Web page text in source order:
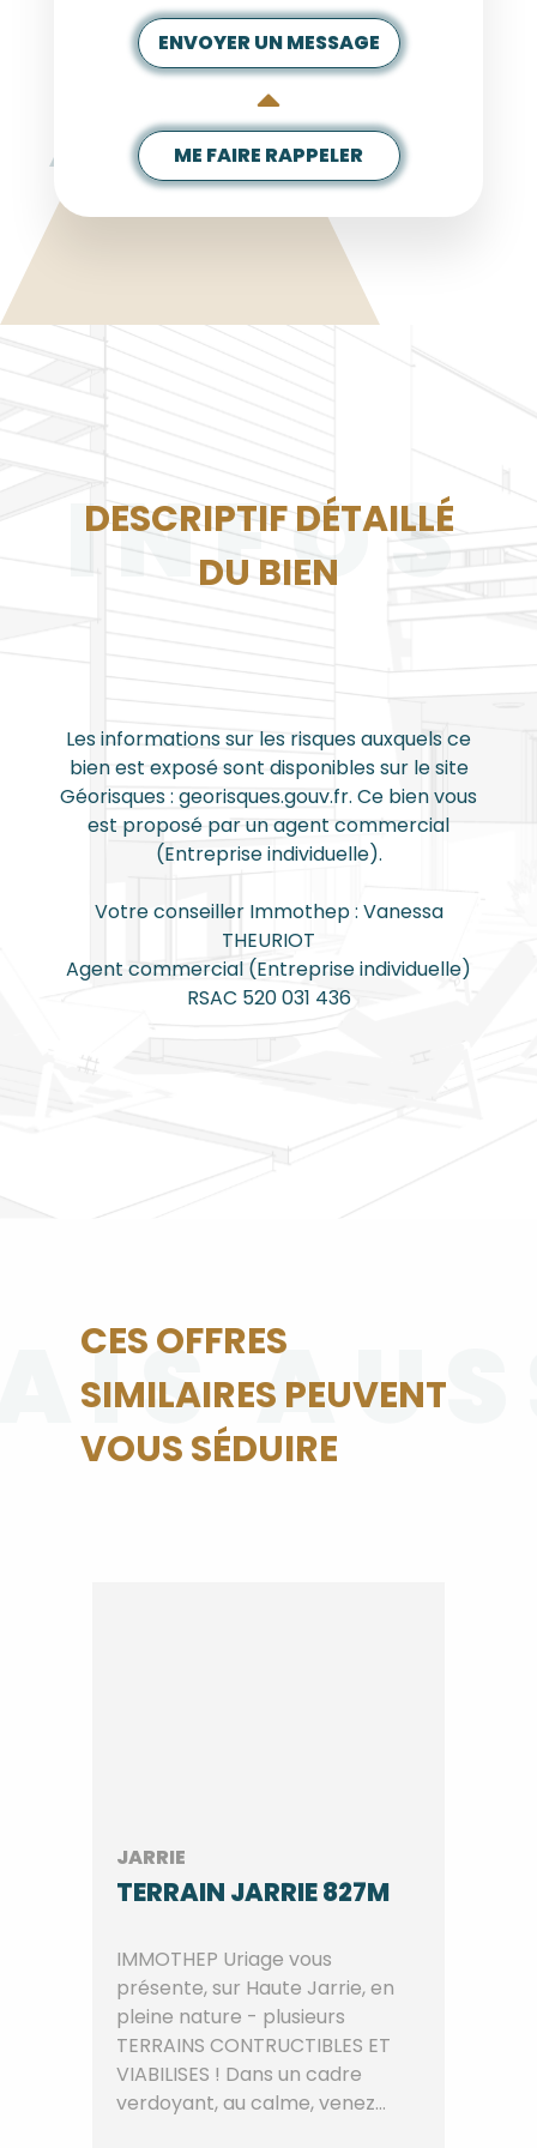
ENVOYER UN MESSAGE
ME FAIRE RAPPELER
INFOS
DESCRIPTIF DÉTAILLÉ
DU BIEN
Les informations sur les risques auxquels ce
bien est exposé sont disponibles sur le site
Géorisques : georisques.gouv.fr. Ce bien vous
est proposé par un agent commercial
(Entreprise individuelle).
Votre conseiller Immothep : Vanessa
THEURIOT
Agent commercial (Entreprise individuelle)
RSAC 520 031 436
CES OFFRES
SIMILAIRES PEUVENT
VOUS SÉDUIRE
JARRIE
TERRAIN JARRIE 827M
IMMOTHEP Uriage vous
présente, sur Haute Jarrie, en
pleine nature - plusieurs
TERRAINS CONTRUCTIBLES ET
VIABILISES ! Dans un cadre
verdoyant, au calme, venez